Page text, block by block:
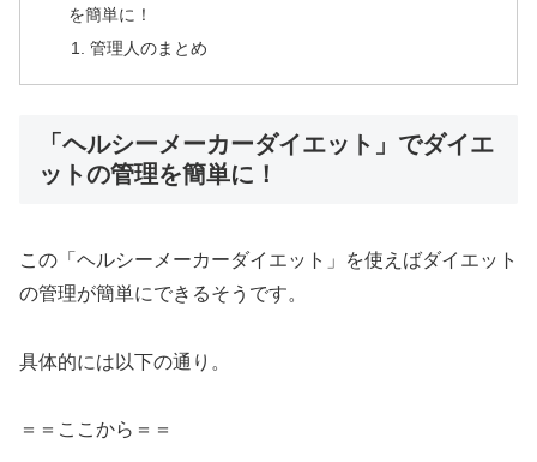
を簡単に！
管理人のまとめ
「ヘルシーメーカーダイエット」でダイエ
ットの管理を簡単に！
この「ヘルシーメーカーダイエット」を使えばダイエット
の管理が簡単にできるそうです。
具体的には以下の通り。
＝＝ここから＝＝